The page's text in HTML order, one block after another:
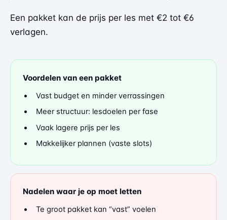
Een pakket kan de prijs per les met €2 tot €6
verlagen.
Voordelen van een pakket
Vast budget en minder verrassingen
Meer structuur: lesdoelen per fase
Vaak lagere prijs per les
Makkelijker plannen (vaste slots)
Nadelen waar je op moet letten
Te groot pakket kan “vast” voelen